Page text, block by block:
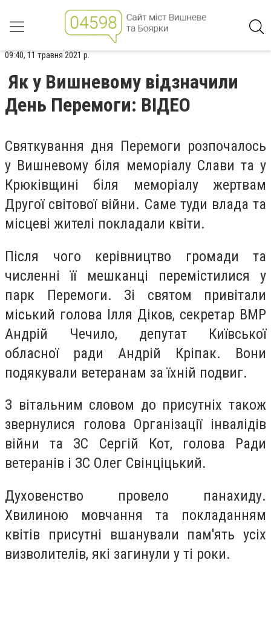
09:40, 11 травня 2021 р.
Як у Вишневому відзначили
День Перемоги: ВІДЕО
Святкування дня Перемоги розпочалось
у Вишневому біля меморіалу Слави та у
Крюківщині біля меморіалу жертвам
Другої світової війни. Саме туди влада та
місцеві жителі покладали квіти.
Після чого керівництво громади та
численні її мешканці перемістилися у
парк Перемоги. Зі святом привітали
міський голова Ілля Діков, секретар ВМР
Андрій Чечило, депутат Київської
обласної ради Андрій Кріпак. Вони
подякували ветеранам за їхній подвиг.
З вітальним словом до присутніх також
звернулися голова Організації інвалідів
війни та ЗС Сергій Кот, голова Ради
ветеранів і ЗС Олег Свінціцький.
Духовенство провело панахиду.
Хвилиною мовчання та покладанням
квітів присутні вшанували пам'ять усіх
визволителів, які загинули у ті роки.